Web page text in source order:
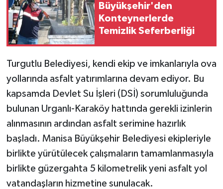
Büyükşehir'den
Konteynerlerde
Temizlik Seferberliği
Turgutlu Belediyesi, kendi ekip ve imkanlarıyla ova
yollarında asfalt yatırımlarına devam ediyor. Bu
kapsamda Devlet Su İşleri (DSİ) sorumluluğunda
bulunan Urganlı-Karaköy hattında gerekli izinlerin
alınmasının ardından asfalt serimine hazırlık
başladı. Manisa Büyükşehir Belediyesi ekipleriyle
birlikte yürütülecek çalışmaların tamamlanmasıyla
birlikte güzergahta 5 kilometrelik yeni asfalt yol
vatandaşların hizmetine sunulacak.